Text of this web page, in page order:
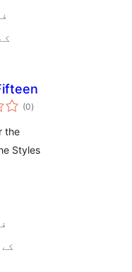
(0مجموعی
درجہ
)
the
Styles